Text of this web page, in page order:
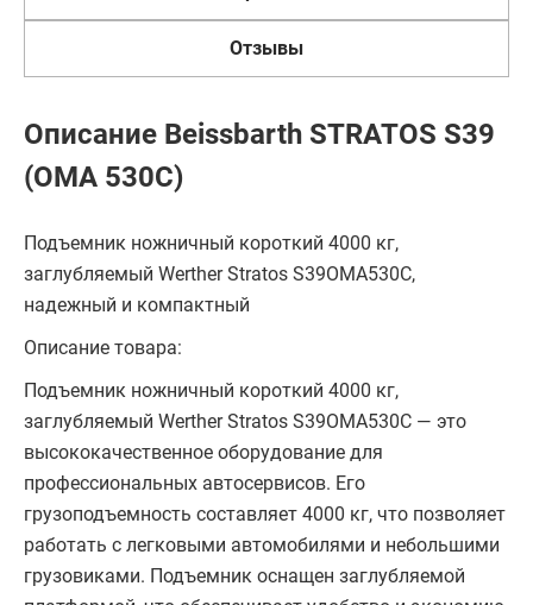
Отзывы
Описание Beissbarth STRATOS S39
(OMA 530C)
Подъемник ножничный короткий 4000 кг,
заглубляемый Werther Stratos S39OMA530C,
надежный и компактный
Описание товара:
Подъемник ножничный короткий 4000 кг,
заглубляемый Werther Stratos S39OMA530C — это
высококачественное оборудование для
профессиональных автосервисов. Его
грузоподъемность составляет 4000 кг, что позволяет
работать с легковыми автомобилями и небольшими
грузовиками. Подъемник оснащен заглубляемой